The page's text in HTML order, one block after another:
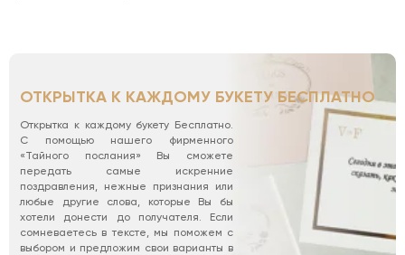
ОТКРЫТКА К КАЖДОМУ БУКЕТУ БЕСПЛАТНО
Открытка к каждому букету Бесплатно.
С помощью нашего фирменного
«Тайного послания» Вы сможете
передать самые искренние
поздравления, нежные признания или
любые другие слова, которые Вы бы
хотели донести до получателя. Если
сомневаетесь в тексте, мы поможем с
выбором и предложим свои варианты в